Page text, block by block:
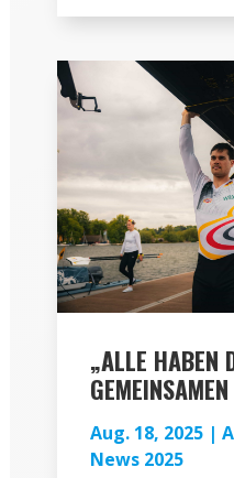
„ALLE HABEN
Aug. 18, 2025|
News 2025